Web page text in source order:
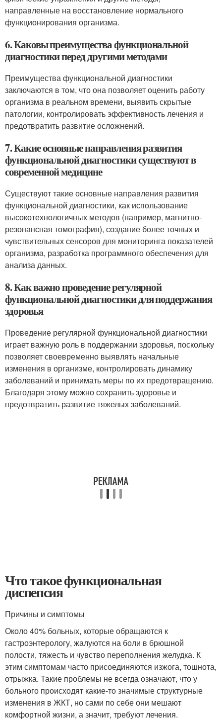
направленные на восстановление нормального
функционирования организма.
6. Каковы преимущества функциональной
диагностики перед другими методами
Преимущества функциональной диагностики
заключаются в том, что она позволяет оценить работу
организма в реальном времени, выявить скрытые
патологии, контролировать эффективность лечения и
предотвратить развитие осложнений.
7. Какие основные направления развития
функциональной диагностики существуют в
современной медицине
Существуют такие основные направления развития
функциональной диагностики, как использование
высокотехнологичных методов (например, магнитно-
резонансная томография), создание более точных и
чувствительных сенсоров для мониторинга показателей
организма, разработка программного обеспечения для
анализа данных.
8. Как важно проведение регулярной
функциональной диагностики для поддержания
здоровья
Проведение регулярной функциональной диагностики
играет важную роль в поддержании здоровья, поскольку
позволяет своевременно выявлять начальные
изменения в организме, контролировать динамику
заболеваний и принимать меры по их предотвращению.
Благодаря этому можно сохранить здоровье и
предотвратить развитие тяжелых заболеваний.
Что такое функциональная
диспепсия
Причины и симптомы
Около 40% больных, которые обращаются к
гастроэнтерологу, жалуются на боли в брюшной
полости, тяжесть и чувство переполнения желудка. К
этим симптомам часто присоединяются изжога, тошнота,
отрыжка. Такие проблемы не всегда означают, что у
больного происходят какие-то значимые структурные
изменения в ЖКТ, но сами по себе они мешают
комфортной жизни, а значит, требуют лечения.